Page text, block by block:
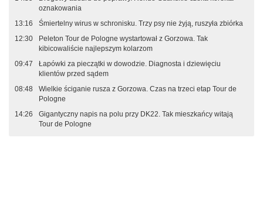
oznakowania
13:16
Śmiertelny wirus w schronisku. Trzy psy nie żyją, ruszyła zbiórka
12:30
Peleton Tour de Pologne wystartował z Gorzowa. Tak
kibicowaliście najlepszym kolarzom
09:47
Łapówki za pieczątki w dowodzie. Diagnosta i dziewięciu
klientów przed sądem
08:48
Wielkie ściganie rusza z Gorzowa. Czas na trzeci etap Tour de
Pologne
14:26
Gigantyczny napis na polu przy DK22. Tak mieszkańcy witają
Tour de Pologne